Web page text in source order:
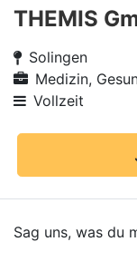
THEMIS
Solingen
Medizin,
Vollzeit
Sag uns, was du